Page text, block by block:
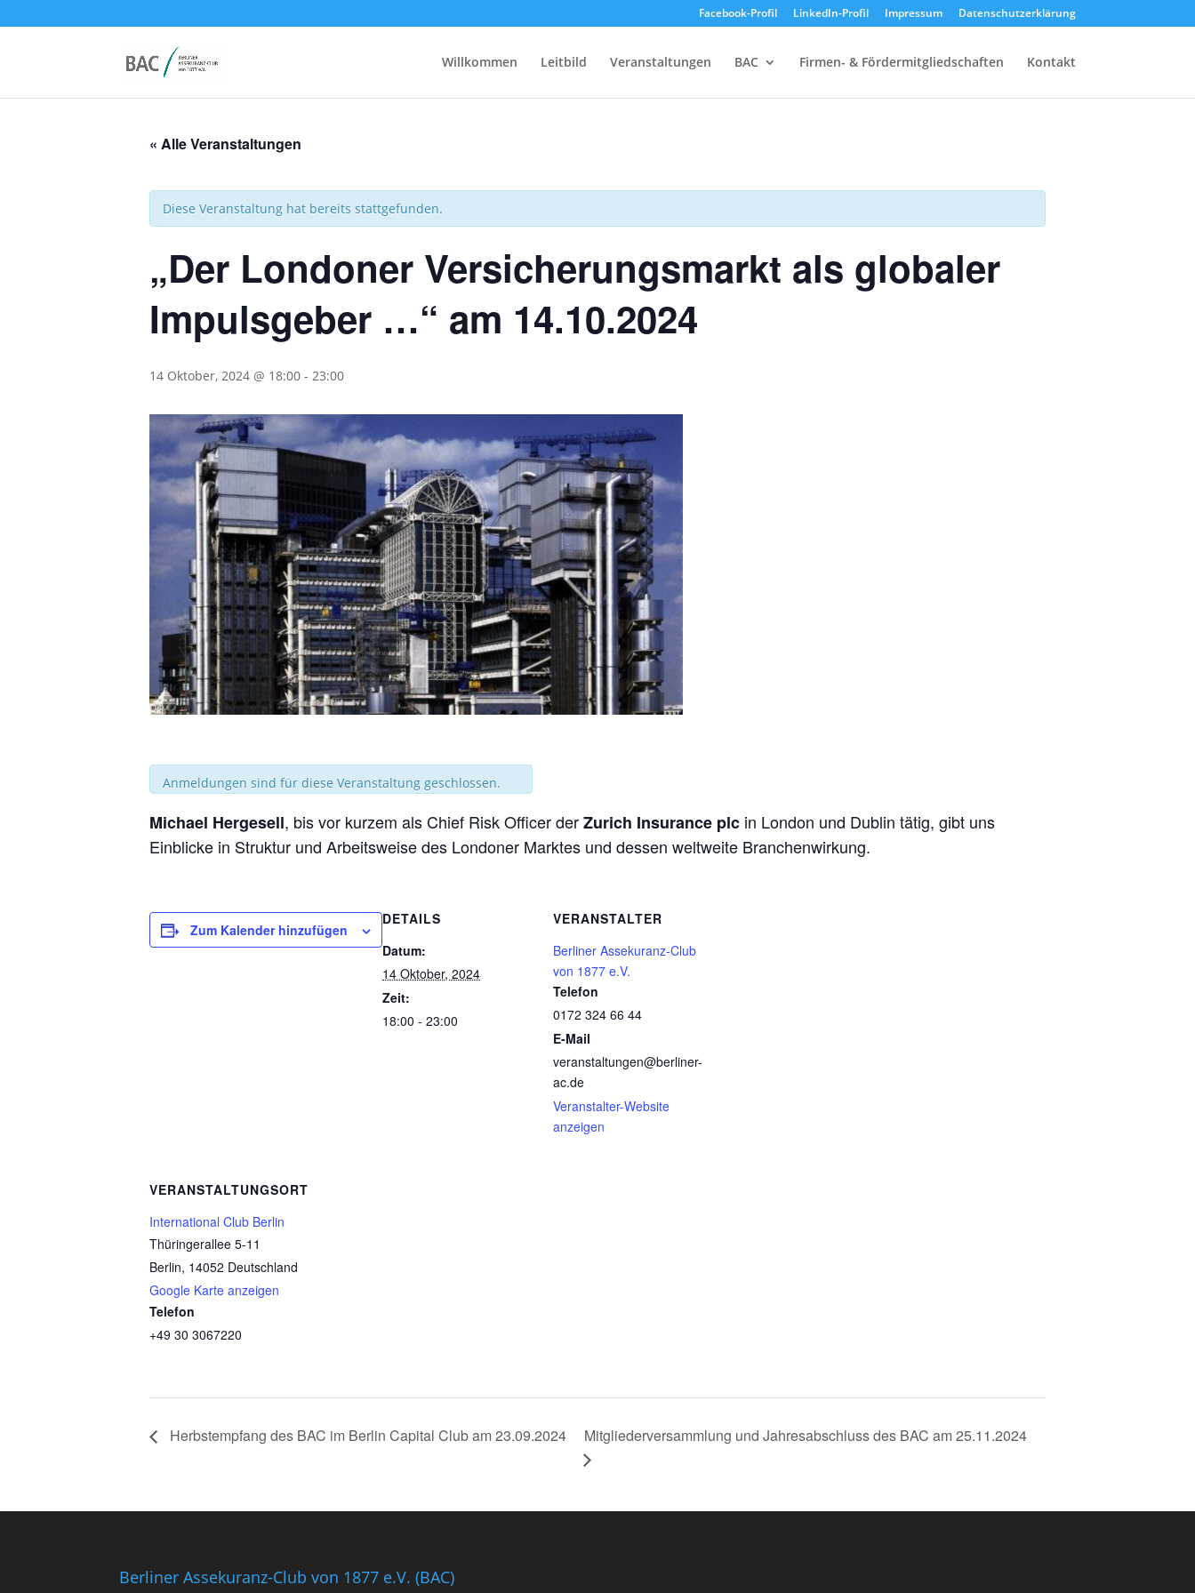
Facebook-Profil LinkedIn-Profil Impressum Datenschutzerklärung
Willkommen Leitbild Veranstaltungen BAC Firmen- & Fördermitgliedschaften Kontakt
« Alle Veranstaltungen
Diese Veranstaltung hat bereits stattgefunden.
„Der Londoner Versicherungsmarkt als globaler
Impulsgeber …“ am 14.10.2024
14 Oktober, 2024 @ 18:00 - 23:00
Anmeldungen sind für diese Veranstaltung geschlossen.
Michael Hergesell, bis vor kurzem als Chief Risk Officer derZurich Insurance plc in London und Dublin tätig, gibt uns
Einblicke in Struktur und Arbeitsweise des Londoner Marktes und dessen weltweite Branchenwirkung.
Zum Kalender hinzufügen
DETAILS
Datum:
14 Oktober, 2024
Zeit:
18:00 - 23:00
VERANSTALTER
Berliner Assekuranz-Club
von 1877 e.V.
Telefon
0172 324 66 44
E-Mail
veranstaltungen@berliner-
ac.de
Veranstalter-Website
anzeigen
VERANSTALTUNGSORT
International Club Berlin
Thüringerallee 5-11
Berlin, 14052 Deutschland
Google Karte anzeigen
Telefon
+49 30 3067220
Herbstempfang des BAC im Berlin Capital Club am 23.09.2024 Mitgliederversammlung und Jahresabschluss des BAC am 25.11.2024
Berliner Assekuranz-Club von 1877 e.V. (BAC)